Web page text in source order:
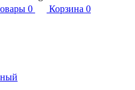
0 Корзина 0